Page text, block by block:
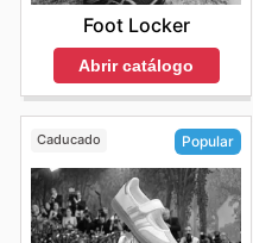
Foot Locker
Abrir catálogo
Caducado Popular